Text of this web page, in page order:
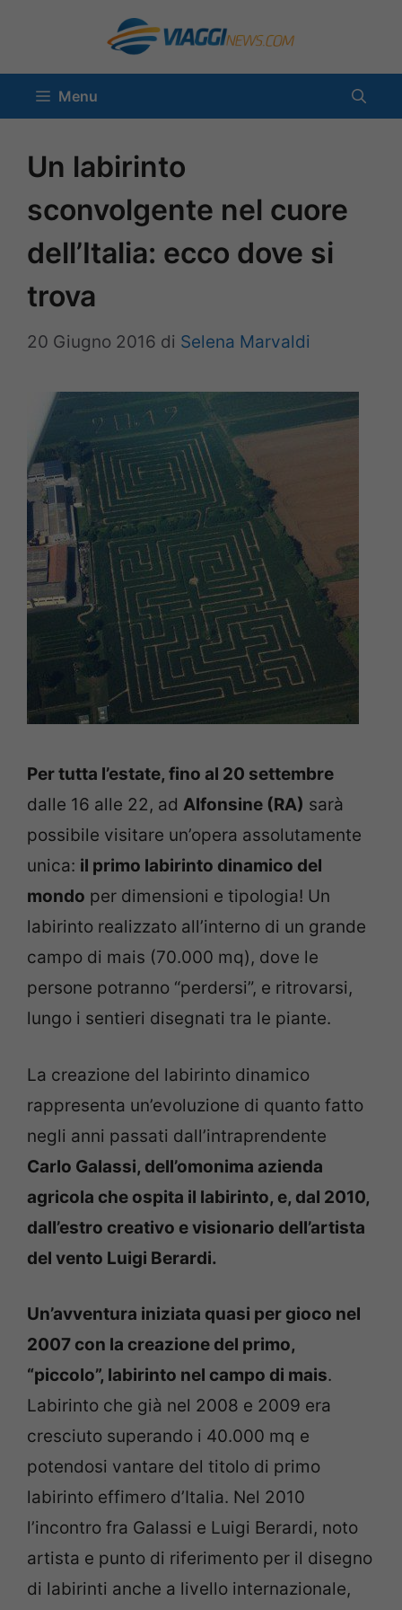
contenuto
Menu
Un labirinto
sconvolgente nel cuore
dell’Italia: ecco dove si
trova
20 Giugno 2016 di Selena Marvaldi
Per tutta l’estate, fino al 20 settembre
dalle 16 alle 22, ad Alfonsine (RA) sarà
possibile visitare un’opera assolutamente
unica: il primo labirinto dinamico del
mondo per dimensioni e tipologia! Un
labirinto realizzato all’interno di un grande
campo di mais (70.000 mq), dove le
persone potranno “perdersi”, e ritrovarsi,
lungo i sentieri disegnati tra le piante.
La creazione del labirinto dinamico
rappresenta un’evoluzione di quanto fatto
negli anni passati dall’intraprendente
Carlo Galassi, dell’omonima azienda
agricola che ospita il labirinto, e, dal 2010,
dall’estro creativo e visionario dell’artista
del vento Luigi Berardi.
Un’avventura iniziata quasi per gioco nel
2007 con la creazione del primo,
“piccolo”, labirinto nel campo di mais.
Labirinto che già nel 2008 e 2009 era
cresciuto superando i 40.000 mq e
potendosi vantare del titolo di primo
labirinto effimero d’Italia. Nel 2010
l’incontro fra Galassi e Luigi Berardi, noto
artista e punto di riferimento per il disegno
di labirinti anche a livello internazionale,